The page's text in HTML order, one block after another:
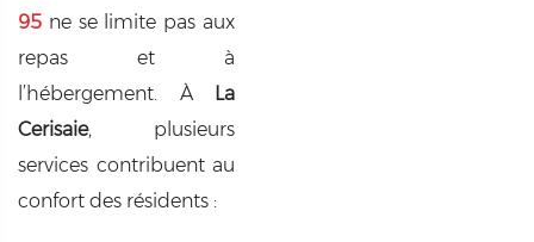
95 ne se limite pas aux
repas et à
l’hébergement. À
La
Cerisaie, plusieurs
services contribuent au
confort des résidents :